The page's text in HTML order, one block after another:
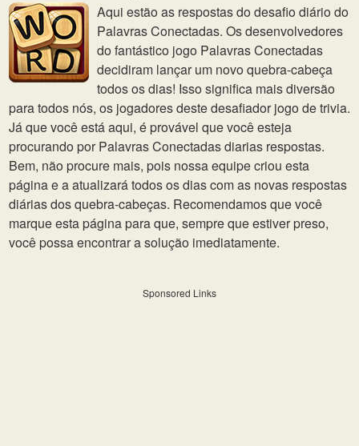
Aqui estão as respostas do desafio diário do
Palavras Conectadas. Os desenvolvedores
do fantástico jogo Palavras Conectadas
decidiram lançar um novo quebra-cabeça
todos os dias! Isso significa mais diversão
para todos nós, os jogadores deste desafiador jogo de trivia.
Já que você está aqui, é provável que você esteja
procurando por Palavras Conectadas diarias respostas.
Bem, não procure mais, pois nossa equipe criou esta
página e a atualizará todos os dias com as novas respostas
diárias dos quebra-cabeças. Recomendamos que você
marque esta página para que, sempre que estiver preso,
você possa encontrar a solução imediatamente.
Sponsored Links